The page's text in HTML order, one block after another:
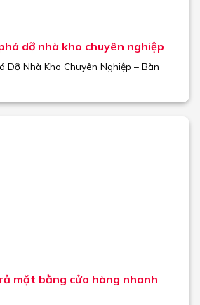
dỡ nhà kho chuyên nghiệp
Dỡ Nhà Kho Chuyên Nghiệp – Bàn
mặt bằng cửa hàng nhanh